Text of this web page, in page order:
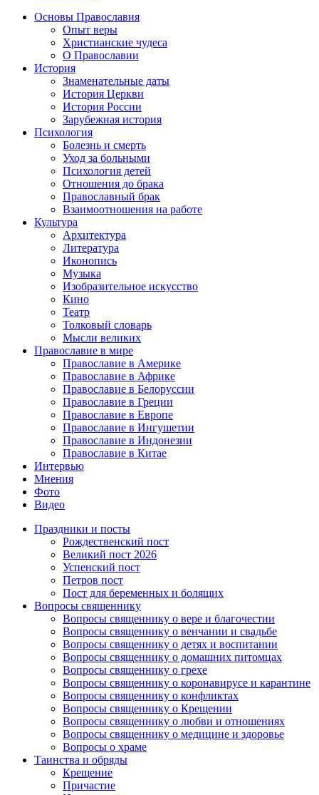
Основы Православия
Опыт веры
Христианские чудеса
О Православии
История
Знаменательные даты
История Церкви
История России
Зарубежная история
Психология
Болезнь и смерть
Уход за больными
Психология детей
Отношения до брака
Православный брак
Взаимоотношения на работе
Культура
Архитектура
Литература
Иконопись
Музыка
Изобразительное искусство
Кино
Театр
Толковый словарь
Мысли великих
Православие в мире
Православие в Америке
Православие в Африке
Православие в Белоруссии
Православие в Греции
Православие в Европе
Православие в Ингушетии
Православие в Индонезии
Православие в Китае
Интервью
Мнения
Фото
Видео
Праздники и посты
Рождественский пост
Великий пост 2026
Успенский пост
Петров пост
Пост для беременных и болящих
Вопросы священнику
Вопросы священнику о вере и благочестии
Вопросы священнику о венчании и свадьбе
Вопросы священнику о детях и воспитании
Вопросы священнику о домашних питомцах
Вопросы священнику о грехе
Вопросы священнику о коронавирусе и карантине
Вопросы священнику о конфликтах
Вопросы священнику о Крещении
Вопросы священнику о любви и отношениях
Вопросы священнику о медицине и здоровье
Вопросы о храме
Таинства и обряды
Крещение
Причастие